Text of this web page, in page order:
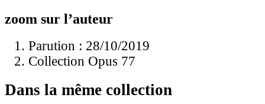
zoom sur l’auteur
Parution : 28/10/2019
Collection Opus 77
Dans la même collection